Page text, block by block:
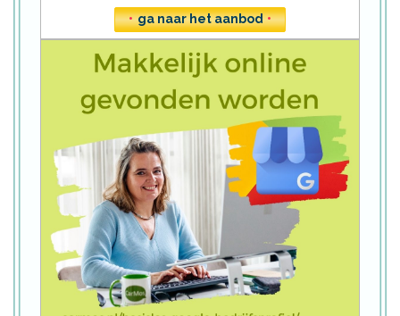
• ga naar het aanbod •